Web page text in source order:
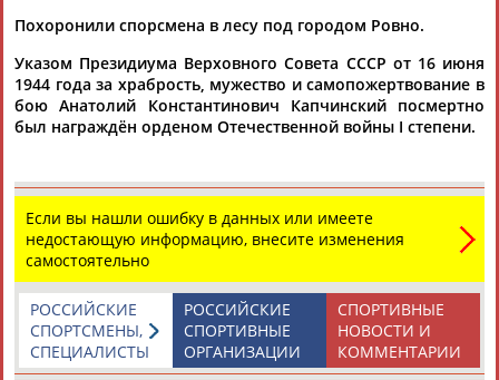
© Стадион, 1998-2026
Подпишись
Похоронили спорсмена в лесу под городом Ровно.
Указом Президиума Верховного Совета СССР от 16 июня
1944 года за храбрость, мужество и самопожертвование в
бою Анатолий Константинович Капчинский посмертно
был награждён орденом Отечественной войны I степени.
Если вы нашли ошибку в данных или имеете
недостающую информацию, внесите изменения
самостоятельно
СПОРТИВНЫЕ
НОВОСТИ И
КОММЕНТАРИИ
РОССИЙСКИЕ
СПОРТИВНЫЕ
ОРГАНИЗАЦИИ
РОССИЙСКИЕ
СПОРТСМЕНЫ,
СПЕЦИАЛИСТЫ